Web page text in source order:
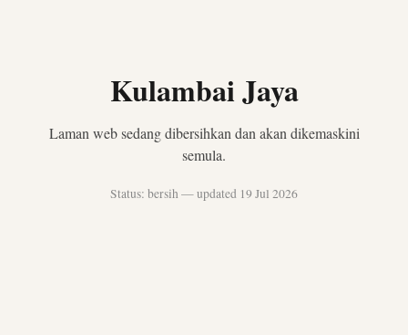
Kulambai Jaya
Laman web sedang dibersihkan dan akan dikemaskini
semula.
Status: bersih — updated 19 Jul 2026